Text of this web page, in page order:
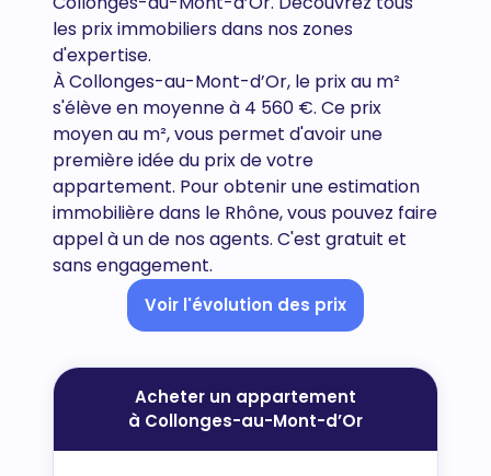
les prix immobiliers dans nos zones
d'expertise.
À Collonges-au-Mont-d’Or, le prix au m²
s'élève en moyenne à 4 560 €. Ce prix
moyen au m², vous permet d'avoir une
première idée du prix de votre
appartement. Pour obtenir une estimation
immobilière dans le Rhône, vous pouvez faire
appel à un de nos agents. C'est gratuit et
sans engagement.
Voir l'évolution des prix
Acheter un appartement
à Collonges-au-Mont-d’Or